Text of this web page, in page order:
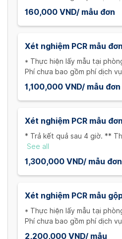
160,000 VND/ mẫu đơn
Xét nghiệm PCR mẫu đơn
* Thực hiện lấy mẫu tại
Phí chưa bao gồm phí dịch
1,100,000 VND/ mẫu đơn
Xét nghiệm PCR mẫu đơn
* Trả kết quả sau 4 giờ. **
phòng khám hoặc tại nhà.
dịch vụ lấy mẫu tại nhà.
See all
1,300,000 VND/ mẫu đơn
Xét nghiệm PCR mẫu
* Thực hiện lấy mẫu tại
Phí chưa bao gồm phí dịch
2,200,000 VND/ mẫu